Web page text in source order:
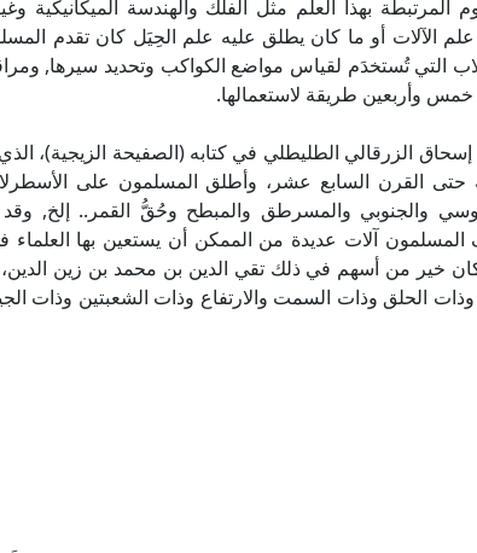
بهذا العلم مثل الفلك والهندسة الميكانيكية
علم الآلات أو ما كان يطلق عليه علم الحِيَل كان تقدم
التي تُستخدَم لقياس مواضع الكواكب وتحديد سيرها,
وأربعين طريقة لاستعمالها.
الزرقالي الطليطلي في كتابه (الصفيحة الزيجية)،
حتى القرن السابع عشر، وأطلق المسلمون على
والجنوبي والمسرطق والمبطح وحُقُّ القمر.. إلخ,
آلات عديدة من الممكن أن يستعين بها
خير من أسهم في ذلك تقي الدين بن محمد بن زين
وذات الحلق وذات السمت والارتفاع وذات الشعبتين وذات